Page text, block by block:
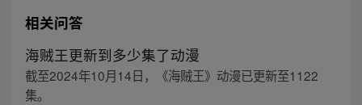
相关问答
海贼王更新到多少集了动漫
截至2024年10月14日，《海贼王》动漫已更新至1122
集。